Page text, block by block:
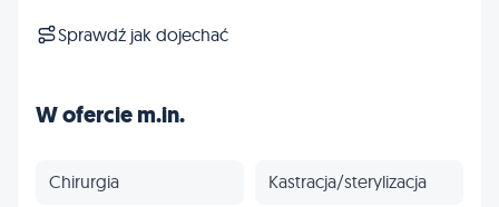
Sprawdź jak dojechać
W ofercie m.in.
Chirurgia Kastracja/sterylizacja